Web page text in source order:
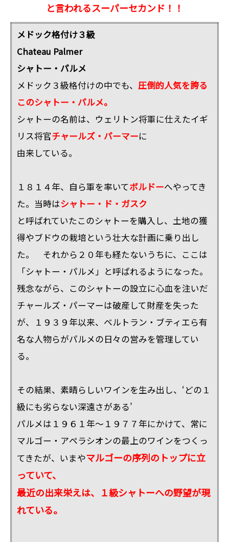
と言われるスーパーセカンド！！
メドック格付け３級
Chateau Palmer
シャトー・パルメ
メドック３級格付けの中でも、 圧倒的人気を誇る
このシャトー・パルメ。
シャトーの名前は、ウェリトン将軍に仕えたイギ
リス将官チャールズ・パーマーに
由来している。
１８１４年、自ら軍を率いてボルドーへやってき
た。当時はシャトー・ド・ガスク
と呼ばれていたこのシャトーを購入し、土地の獲
得やブドウの栽培という壮大な計画に乗り出し
た。 それから２０年も経たないうちに、ここは
「シャトー・パルメ」と呼ばれるようになった。
残念ながら、このシャトーの設立に心血を注いだ
チャールズ・パーマーは破産して財産を失った
が、１９３９年以来、ベルトラン・ブティエら有
名な人物らがパルメの日々の営みを管理してい
る。
その結果、素晴らしいワインを生み出し、‘どの１
級にも劣らない深遠さがある’
パルメは１９６１年～１９７７年にかけて、常に
マルゴー・アペラシオンの最上のワインをつくっ
てきたが、いまやマルゴーの序列のトップに立
っていて、
最近の出来栄えは、１級シャトーへの野望が現
れている。